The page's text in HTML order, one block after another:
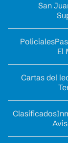
San
Policiales
El
Cartas del
Clasificados